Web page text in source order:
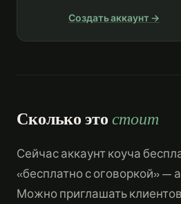
Создать аккаунт →
Сколько этостоит
Сейчас аккаунт коуча
«бесплатно с оговоркой» —
Можно приглашать